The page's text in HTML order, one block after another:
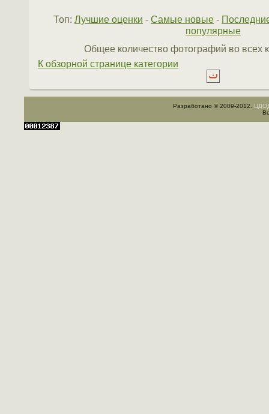
Топ: Лучшие оценки - Самые новые -
популярные
Общее количество фотографий во всех
К обзорной странице категории
Разработано © 2009-2012.